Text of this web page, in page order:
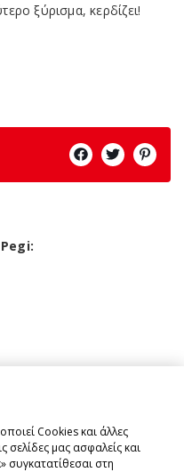
ξύρισμα, κερδίζει!
Cookies και άλλες
σελίδες μας ασφαλείς και
συγκατατίθεσαι στη